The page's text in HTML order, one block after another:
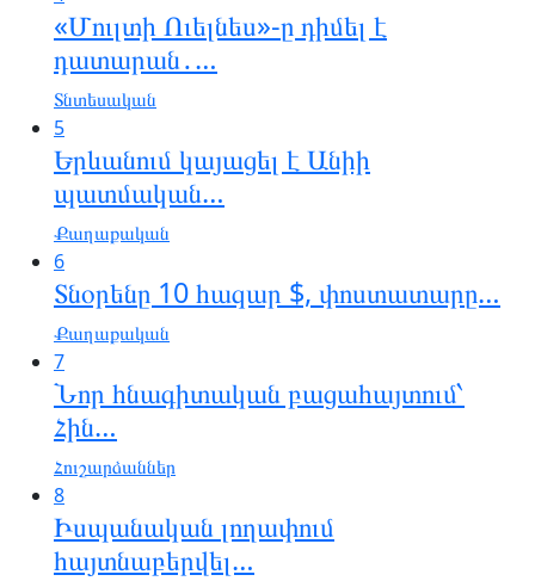
«Մուլտի Ուելնես»-ը դիմել է
դատարան․…
Տնտեսական
5
Երևանում կայացել է Անիի
պատմական…
Քաղաքական
6
Տնօրենը 10 հազար $, փոստատարը…
Քաղաքական
7
Նոր հնագիտական բացահայտում՝
Հին…
Հուշարձաններ
8
Իսպանական լողափում
հայտնաբերվել…